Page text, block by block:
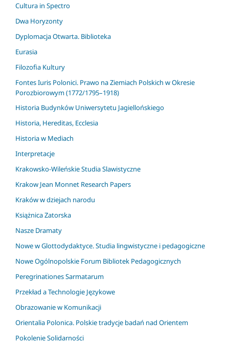
Cultura in Spectro
Dwa Horyzonty
Dyplomacja Otwarta. Biblioteka
Eurasia
Filozofia Kultury
Fontes Iuris Polonici. Prawo na Ziemiach Polskich w Okresie
Porozbiorowym (1772/1795–1918)
Historia Budynków Uniwersytetu Jagiellońskiego
Historia, Hereditas, Ecclesia
Historia w Mediach
Interpretacje
Krakowsko-Wileńskie Studia Slawistyczne
Krakow Jean Monnet Research Papers
Kraków w dziejach narodu
Książnica Zatorska
Nasze Dramaty
Nowe w Glottodydaktyce. Studia lingwistyczne i pedagogiczne
Nowe Ogólnopolskie Forum Bibliotek Pedagogicznych
Peregrinationes Sarmatarum
Przekład a Technologie Językowe
Obrazowanie w Komunikacji
Orientalia Polonica. Polskie tradycje badań nad Orientem
Pokolenie Solidarności